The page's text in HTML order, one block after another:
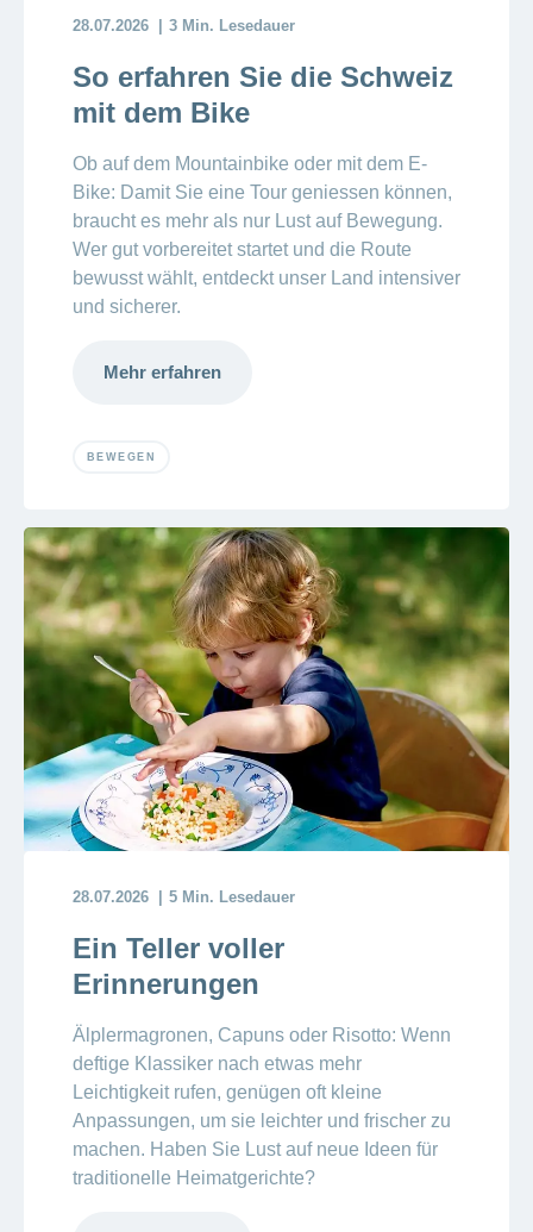
28.07.2026 3 Min. Lesedauer
So erfahren Sie die Schweiz
mit dem Bike
Ob auf dem Mountainbike oder mit dem E-
Bike: Damit Sie eine Tour geniessen können,
braucht es mehr als nur Lust auf Bewegung.
Wer gut vorbereitet startet und die Route
bewusst wählt, entdeckt unser Land intensiver
und sicherer.
Mehr erfahren
BEWEGEN
28.07.2026 5 Min. Lesedauer
Ein Teller voller
Erinnerungen
Älplermagronen, Capuns oder Risotto: Wenn
deftige Klassiker nach etwas mehr
Leichtigkeit rufen, genügen oft kleine
Anpassungen, um sie leichter und frischer zu
machen. Haben Sie Lust auf neue Ideen für
traditionelle Heimatgerichte?